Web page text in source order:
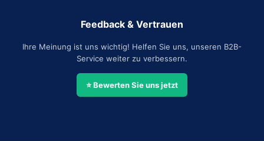
Feedback & Vertrauen
Ihre Meinung ist uns wichtig! Helfen Sie uns, unseren B2B-
Service weiter zu verbessern.
⭐ Bewerten Sie uns jetzt